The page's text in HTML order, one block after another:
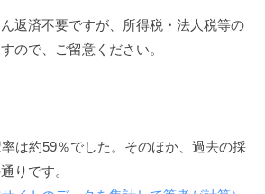
返済不要ですが、所得税・法人税等の
ので、ご留意ください。
は約59％でした。そのほか、過去の採
りです。